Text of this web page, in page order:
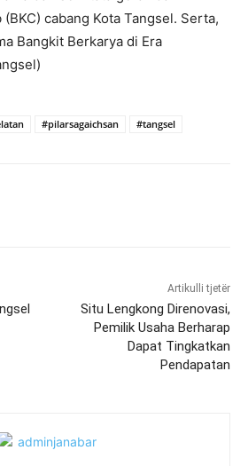
cabang Kota Tangsel. Serta,
Bangkit Berkarya di Era
#pilarsagaichsan #tangsel
Artikulli tjetër
Situ Lengkong Direnovasi,
Pemilik Usaha Berharap
Dapat Tingkatkan
Pendapatan